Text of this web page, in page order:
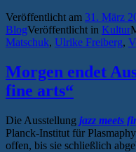
Veröffentlicht am 31. März
BlogVeröffentlicht in Kultur
Matschuk, Ulrike Freiberg,
Morgen endet
fine arts“
Die Ausstellung jazz meets
Planck-Institut für
offen, bis sie schließlich